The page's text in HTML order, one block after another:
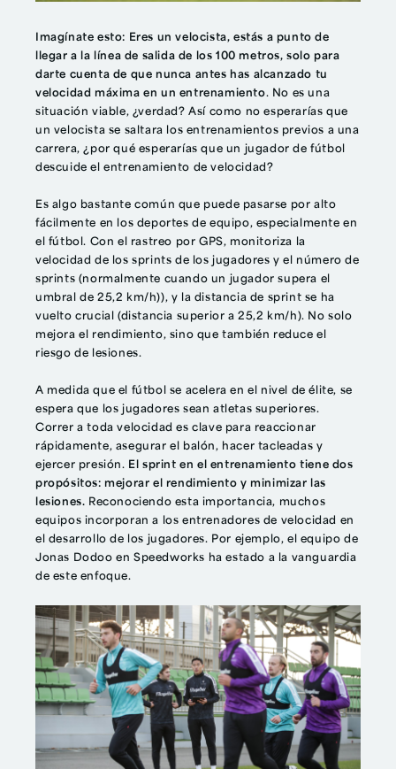
Imagínate esto: Eres un velocista, estás a punto de
llegar a la línea de salida de los 100 metros, solo para
darte cuenta de que nunca antes has alcanzado tu
velocidad máxima en un entrenamiento. No es una
situación viable, ¿verdad? Así como no esperarías que
un velocista se saltara los entrenamientos previos a una
carrera, ¿por qué esperarías que un jugador de fútbol
descuide el entrenamiento de velocidad?
Es algo bastante común que puede pasarse por alto
fácilmente en los deportes de equipo, especialmente en
el fútbol. Con el rastreo por GPS, monitoriza la
velocidad de los sprints de los jugadores y el número de
sprints (normalmente cuando un jugador supera el
umbral de 25,2 km/h)), y la distancia de sprint se ha
vuelto crucial (distancia superior a 25,2 km/h). No solo
mejora el rendimiento, sino que también reduce el
riesgo de lesiones.
A medida que el fútbol se acelera en el nivel de élite, se
espera que los jugadores sean atletas superiores.
Correr a toda velocidad es clave para reaccionar
rápidamente, asegurar el balón, hacer tacleadas y
ejercer presión. El sprint en el entrenamiento tiene dos
propósitos: mejorar el rendimiento y minimizar las
lesiones. Reconociendo esta importancia, muchos
equipos incorporan a los entrenadores de velocidad en
el desarrollo de los jugadores. Por ejemplo, el equipo de
Jonas Dodoo en Speedworks ha estado a la vanguardia
de este enfoque.